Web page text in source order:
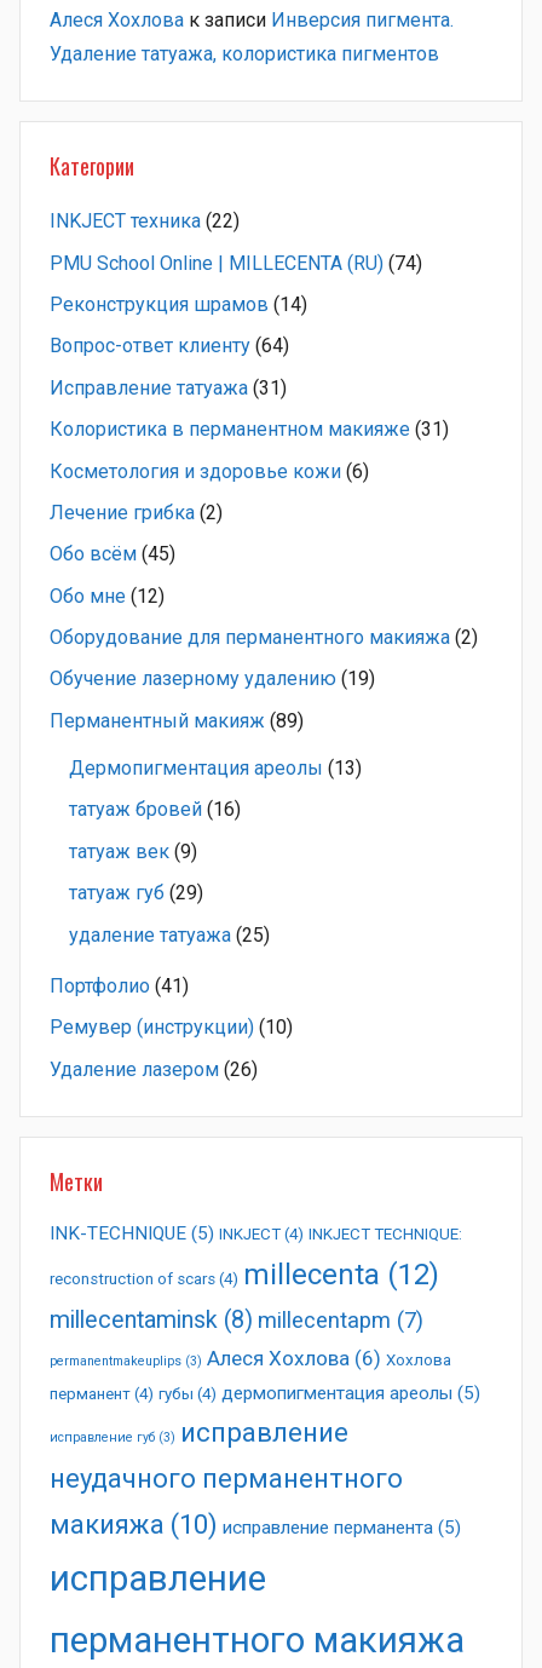
Алеся Хохлова к записи Инверсия пигмента.
Удаление татуажа, колористика пигментов
Категории
INKJECT техника (22)
PMU School Online | MILLECENTA (RU) (74)
Pеконструкция шрамов (14)
Вопрос-ответ клиенту (64)
Исправление татуажа (31)
Колористика в перманентном макияже (31)
Косметология и здоровье кожи (6)
Лечение грибка (2)
Обо всём (45)
Обо мне (12)
Оборудование для перманентного макияжа (2)
Обучение лазерному удалению (19)
Перманентный макияж (89)
Дермопигментация ареолы (13)
татуаж бровей (16)
татуаж век (9)
татуаж губ (29)
удаление татуажа (25)
Портфолио (41)
Ремувер (инструкции) (10)
Удаление лазером (26)
Метки
INK-TECHNIQUE (5) INKJECT (4) INKJECT TECHNIQUE:
reconstruction of scars (4) millecenta (12)
millecentaminsk (8) millecentapm (7)
permanentmakeuplips (3) Алеся Хохлова (6) Хохлова
перманент (4) губы (4) дермопигментация ареолы (5)
исправление губ (3) исправление
неудачного перманентного
макияжа (10) исправление перманента (5)
исправление
перманентного макияжа